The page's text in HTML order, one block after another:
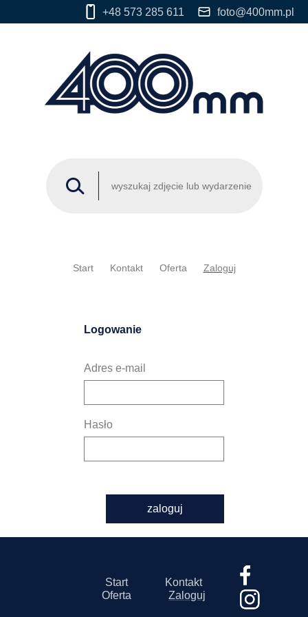
+48 573 285 611 foto@400mm.pl
Start Kontakt Oferta Zaloguj
Logowanie
Adres e-mail
Hasło
zaloguj
Start
Kontakt
Oferta
Zaloguj